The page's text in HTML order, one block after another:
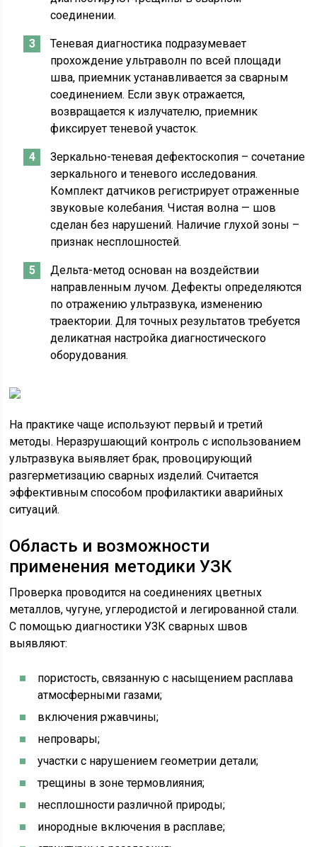
соединении.
Теневая диагностика подразумевает
прохождение ультраволн по всей площади
шва, приемник устанавливается за сварным
соединением. Если звук отражается,
возвращается к излучателю, приемник
фиксирует теневой участок.
Зеркально-теневая дефектоскопия – сочетание
зеркального и теневого исследования.
Комплект датчиков регистрирует отраженные
звуковые колебания. Чистая волна — шов
сделан без нарушений. Наличие глухой зоны –
признак несплошностей.
Дельта-метод основан на воздействии
направленным лучом. Дефекты определяются
по отражению ультразвука, изменению
траектории. Для точных результатов требуется
деликатная настройка диагностического
оборудования.
На практике чаще используют первый и третий
методы. Неразрушающий контроль с использованием
ультразвука выявляет брак, провоцирующий
разгерметизацию сварных изделий. Считается
эффективным способом профилактики аварийных
ситуаций.
Область и возможности
применения методики УЗК
Проверка проводится на соединениях цветных
металлов, чугуне, углеродистой и легированной стали.
С помощью диагностики УЗК сварных швов
выявляют:
пористость, связанную с насыщением расплава
атмосферными газами;
включения ржавчины;
непровары;
участки с нарушением геометрии детали;
трещины в зоне термовлияния;
несплошности различной природы;
инородные включения в расплаве;